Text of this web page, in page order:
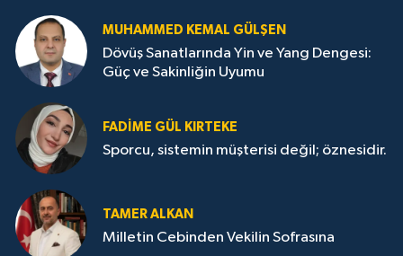
MUHAMMED KEMAL GÜLŞEN
Dövüş Sanatlarında Yin ve Yang Dengesi:
Güç ve Sakinliğin Uyumu
FADIME GÜL KIRTEKE
Sporcu, sistemin müşterisi değil; öznesidir.
TAMER ALKAN
Milletin Cebinden Vekilin Sofrasına